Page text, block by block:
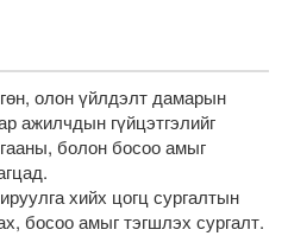
олон үйлдэлт дамарын
ажилчдын гүйцэтгэлийг
болон босоо амыг
хийх цогц сургалтын
босоо амыг тэгшлэх сургалт.